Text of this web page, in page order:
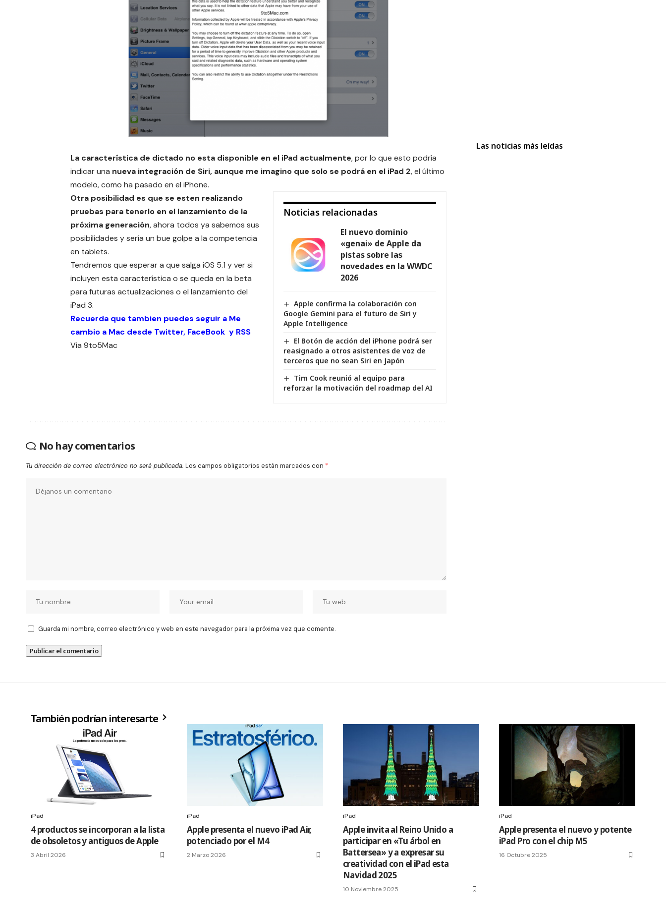
La característica de dictado no esta disponible en el iPad actualmente, por lo que esto podría
indicar una nueva integración de Siri, aunque me imagino que solo se podrá en el iPad 2, el último
modelo, como ha pasado en el iPhone.
Noticias relacionadas
El nuevo dominio
«genai» de Apple da
pistas sobre las
novedades en la WWDC
2026
Apple confirma la colaboración con
Google Gemini para el futuro de Siri y
Apple Intelligence
El Botón de acción del iPhone podrá ser
reasignado a otros asistentes de voz de
terceros que no sean Siri en Japón
Tim Cook reunió al equipo para
reforzar la motivación del roadmap del AI
Otra posibilidad es que se esten realizando
pruebas para tenerlo en el lanzamiento de la
próxima generación, ahora todos ya sabemos sus
posibilidades y sería un bue golpe a la competencia
en tablets.
Tendremos que esperar a que salga iOS 5.1 y ver si
incluyen esta característica o se queda en la beta
para futuras actualizaciones o el lanzamiento del
iPad 3.
Recuerda que tambien puedes seguir a Me
cambio a Mac desde Twitter, FaceBook y RSS
Via 9to5Mac
No hay comentarios
Tu dirección de correo electrónico no será publicada. Los campos obligatorios están marcados con *
Guarda mi nombre, correo electrónico y web en este navegador para la próxima vez que comente.
Las noticias más leídas
También podrían interesarte
iPad
4 productos se incorporan a la lista
de obsoletos y antiguos de Apple
3 Abril 2026
iPad
Apple presenta el nuevo iPad Air,
potenciado por el M4
2 Marzo 2026
iPad
Apple invita al Reino Unido a
participar en «Tu árbol en
Battersea» y a expresar su
creatividad con el iPad esta
Navidad 2025
10 Noviembre 2025
iPad
Apple presenta el nuevo y potente
iPad Pro con el chip M5
16 Octubre 2025